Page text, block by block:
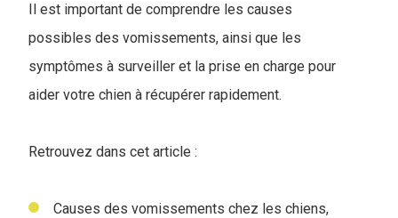
Il est important de comprendre les causes
possibles des vomissements, ainsi que les
symptômes à surveiller et la prise en charge pour
aider votre chien à récupérer rapidement.
Retrouvez dans cet article :
Causes des vomissements chez les chiens,